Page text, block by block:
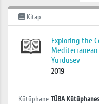
Kitap
Exploring the
Yurdusev
2019
Kütüphane TÜBA